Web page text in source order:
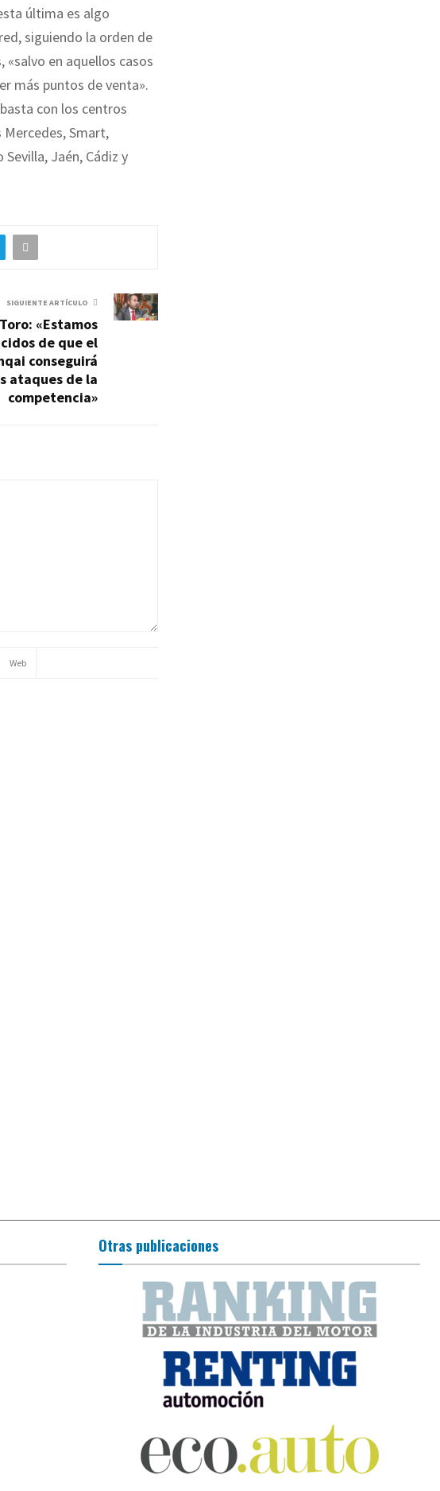
última es algo
siguiendo la orden de
«salvo en aquellos casos
más puntos de venta».
con los centros
Mercedes, Smart,
Jaén, Cádiz y
SIGUIENTE ARTÍCULO
«Estamos
de que el
conseguirá
ataques de la
competencia»
Otras publicaciones